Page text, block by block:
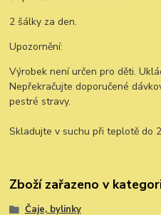
2 šálky za den.
Upozornění:
Výrobek není určen pro děti.
Nepřekračujte doporučené
pestré stravy.
Skladujte v suchu při teplotě do
Zboží zařazeno v
Čaje, bylinky